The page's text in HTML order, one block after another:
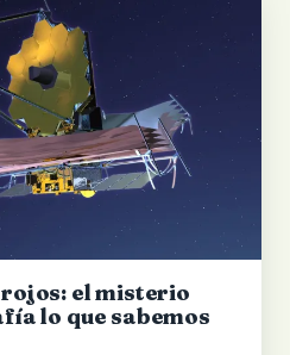
rojos: el misterio
lo que sabemos